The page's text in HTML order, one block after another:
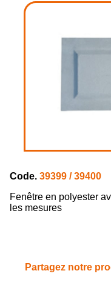
Code. 39399 / 39400
Fenêtre en polyester
les mesures
Partagez notre